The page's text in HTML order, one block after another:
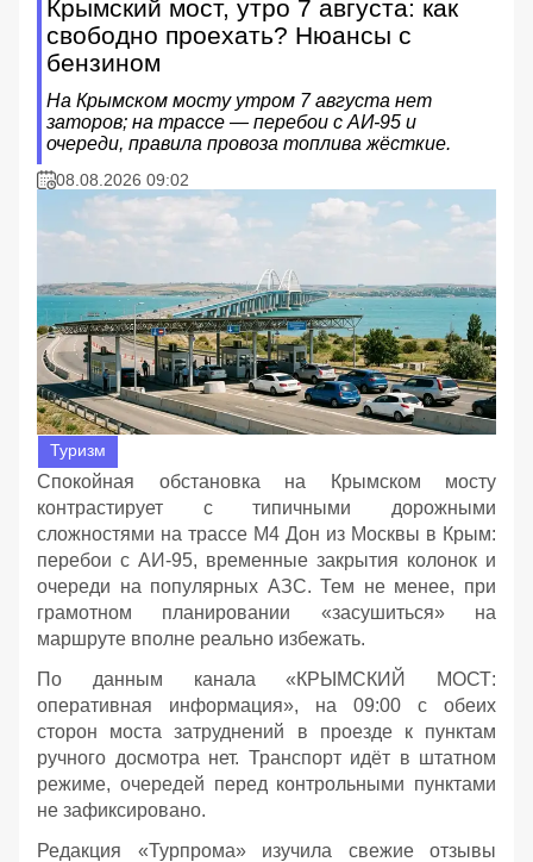
Крымский мост, утро 7 августа: как
свободно проехать? Нюансы с
бензином
На Крымском мосту утром 7 августа нет
заторов; на трассе — перебои с АИ‑95 и
очереди, правила провоза топлива жёсткие.
08.08.2026 09:02
Туризм
Спокойная обстановка на Крымском мосту
контрастирует с типичными дорожными
сложностями на трассе М4 Дон из Москвы в Крым:
перебои с АИ‑95, временные закрытия колонок и
очереди на популярных АЗС. Тем не менее, при
грамотном планировании «засушиться» на
маршруте вполне реально избежать.
По данным канала «КРЫМСКИЙ МОСТ:
оперативная информация», на 09:00 с обеих
сторон моста затруднений в проезде к пунктам
ручного досмотра нет. Транспорт идёт в штатном
режиме, очередей перед контрольными пунктами
не зафиксировано.
Редакция «Турпрома» изучила свежие отзывы